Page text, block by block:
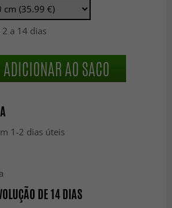
2 a 14 dias
ADICIONAR AO SACO
1-2 dias úteis
DE 14 DIAS